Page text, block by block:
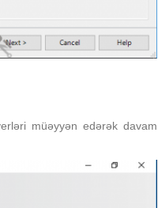
müəyyən edərək davam